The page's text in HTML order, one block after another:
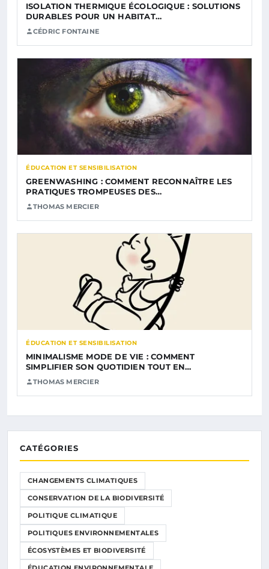
ISOLATION THERMIQUE ÉCOLOGIQUE : SOLUTIONS
DURABLES POUR UN HABITAT…
CÉDRIC FONTAINE
ÉDUCATION ET SENSIBILISATION
GREENWASHING : COMMENT RECONNAÎTRE LES
PRATIQUES TROMPEUSES DES…
THOMAS MERCIER
ÉDUCATION ET SENSIBILISATION
MINIMALISME MODE DE VIE : COMMENT
SIMPLIFIER SON QUOTIDIEN TOUT EN…
THOMAS MERCIER
CATÉGORIES
CHANGEMENTS CLIMATIQUES
CONSERVATION DE LA BIODIVERSITÉ
POLITIQUE CLIMATIQUE
POLITIQUES ENVIRONNEMENTALES
ÉCOSYSTÈMES ET BIODIVERSITÉ